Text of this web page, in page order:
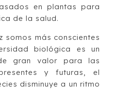
en plantas para
de la salud.
somos más conscientes
biológica es un
gran valor para las
y futuras, el
disminuye a un ritmo